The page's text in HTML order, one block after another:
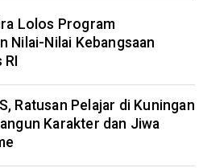
Lolos Program
Nilai-Nilai Kebangsaan
Ratusan Pelajar di Kuningan
Karakter dan Jiwa